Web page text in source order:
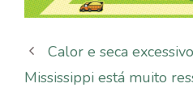
Calor e seca
Mississippi está muito